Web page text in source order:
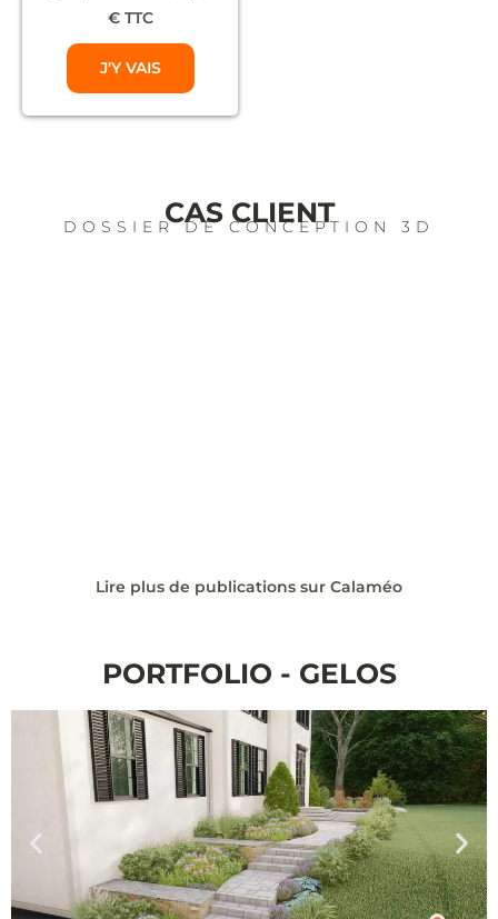
€ TTC
J'Y VAIS
CAS CLIENT
DOSSIER DE CONCEPTION 3D
Lire plus de publications sur Calaméo
PORTFOLIO - GELOS